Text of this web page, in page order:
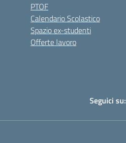
PTOF
Calendario Scolastico
Spazio ex-studenti
Offerte lavoro
Seguici su: